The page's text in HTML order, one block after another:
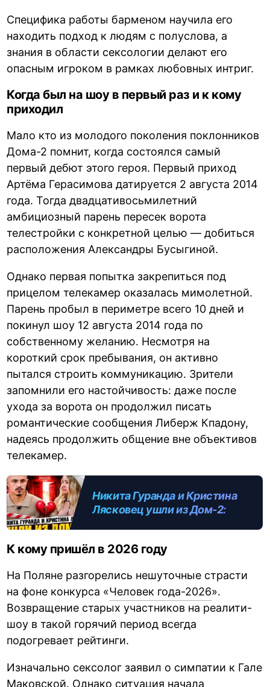
Специфика работы барменом научила его
находить подход к людям с полуслова, а
знания в области сексологии делают его
опасным игроком в рамках любовных интриг.
Когда был на шоу в первый раз и к кому
приходил
Мало кто из молодого поколения поклонников
Дома-2 помнит, когда состоялся самый
первый дебют этого героя. Первый приход
Артёма Герасимова датируется 2 августа 2014
года. Тогда двадцативосьмилетний
амбициозный парень пересек ворота
телестройки с конкретной целью — добиться
расположения Александры Бусыгиной.
Однако первая попытка закрепиться под
прицелом телекамер оказалась мимолетной.
Парень пробыл в периметре всего 10 дней и
покинул шоу 12 августа 2014 года по
собственному желанию. Несмотря на
короткий срок пребывания, он активно
пытался строить коммуникацию. Зрители
запомнили его настойчивость: даже после
ухода за ворота он продолжил писать
романтические сообщения Либерж Кпадону,
надеясь продолжить общение вне объективов
телекамер.
Никита Гуранда и Кристина
Лясковец ушли из Дом-2:
К кому пришёл в 2026 году
На Поляне разгорелись нешуточные страсти
на фоне конкурса «Человек года-2026».
Возвращение старых участников на реалити-
шоу в такой горячий период всегда
подогревает рейтинги.
Изначально сексолог заявил о симпатии к Гале
Маковской. Однако ситуация начала